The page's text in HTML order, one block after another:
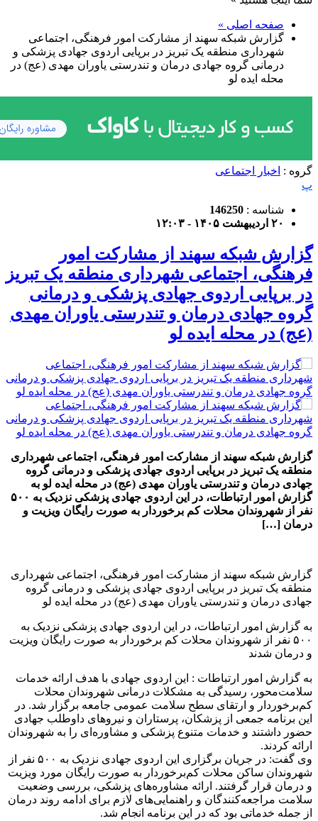
صفحه اصلی »
گزارش شبکه سهند از مشارکت امور فرهنگی، اجتماعی
شهرداری منطقه یک تبریز در برپایی اردوی جهادی پزشکی و
درمانی گروه جهادی درمان و تندرستی یاوران مهدی (عج) در
محله ایده لو
گروه : اخبار اجتماعی
پ
شناسه : 146250
۲۰ اردیبهشت ۱۴۰۵ - ۱۲:۰۳
گزارش شبکه سهند از مشارکت امور
فرهنگی، اجتماعی شهرداری منطقه یک تبریز
در برپایی اردوی جهادی پزشکی و درمانی
گروه جهادی درمان و تندرستی یاوران مهدی
(عج) در محله ایده لو
گزارش شبکه سهند از مشارکت امور فرهنگی، اجتماعی شهرداری
منطقه یک تبریز در برپایی اردوی جهادی پزشکی و درمانی گروه
جهادی درمان و تندرستی یاوران مهدی (عج) در محله ایده لو به
گزارش امور ارتباطات، در این اردوی جهادی پزشکی نزدیک به ۵۰۰
نفر از شهروندان محلات کم برخوردار به صورت رایگان ویزیت و
درمان […]
گزارش شبکه سهند از مشارکت امور فرهنگی، اجتماعی شهرداری
منطقه یک تبریز در برپایی اردوی جهادی پزشکی و درمانی گروه
جهادی درمان و تندرستی یاوران مهدی (عج) در محله ایده لو
به گزارش امور ارتباطات، در این اردوی جهادی پزشکی نزدیک به
۵۰۰ نفر از شهروندان محلات کم برخوردار به صورت رایگان ویزیت
و درمان شدند
به گزارش امور ارتباطات : این اردوی جهادی با هدف ارائه خدمات
سلامت‌محور، رسیدگی به مشکلات درمانی شهروندان محلات
کم‌برخوردار و ارتقای سطح سلامت عمومی جامعه برگزار شد. در
این برنامه جمعی از پزشکان، پرستاران و نیروهای داوطلب جهادی
حضور داشتند و خدمات متنوع پزشکی و مشاوره‌ای را به شهروندان
ارائه کردند.
وی گفت: در جریان برگزاری این اردوی جهادی نزدیک به ۵۰۰ نفر از
شهروندان ساکن محلات کم‌برخوردار به صورت رایگان مورد ویزیت
و درمان قرار گرفتند. ارائه مشاوره‌های پزشکی، بررسی وضعیت
سلامت مراجعه‌کنندگان و راهنمایی‌های لازم برای ادامه روند درمان
از جمله خدماتی بود که در این برنامه انجام شد.